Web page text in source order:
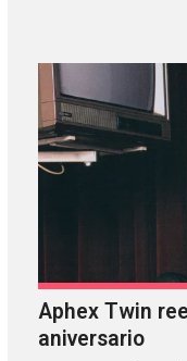
Aphex Twin
aniversario